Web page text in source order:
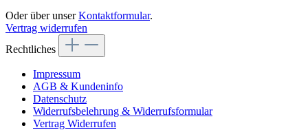
Oder über unserKontaktformular.
Vertrag widerrufen
Rechtliches
Impressum
AGB & Kundeninfo
Datenschutz
Widerrufsbelehrung & Widerrufsformular
Vertrag Widerrufen